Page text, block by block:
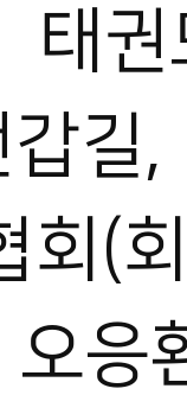
태
길
회(
오응